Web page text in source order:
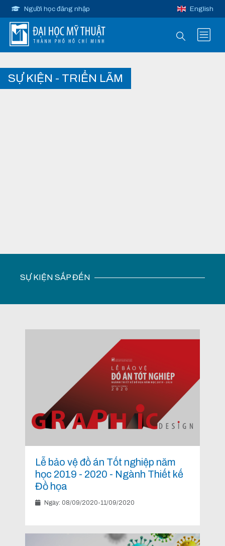
Người học đăng nhập English
SỰ KIỆN - TRIỂN LÃM
SỰ KIỆN SẮP ĐẾN
Lễ bảo vệ đồ án Tốt nghiệp năm
học 2019 - 2020 - Ngành Thiết kế
Đồ họa
Ngày: 08/09/2020-11/09/2020